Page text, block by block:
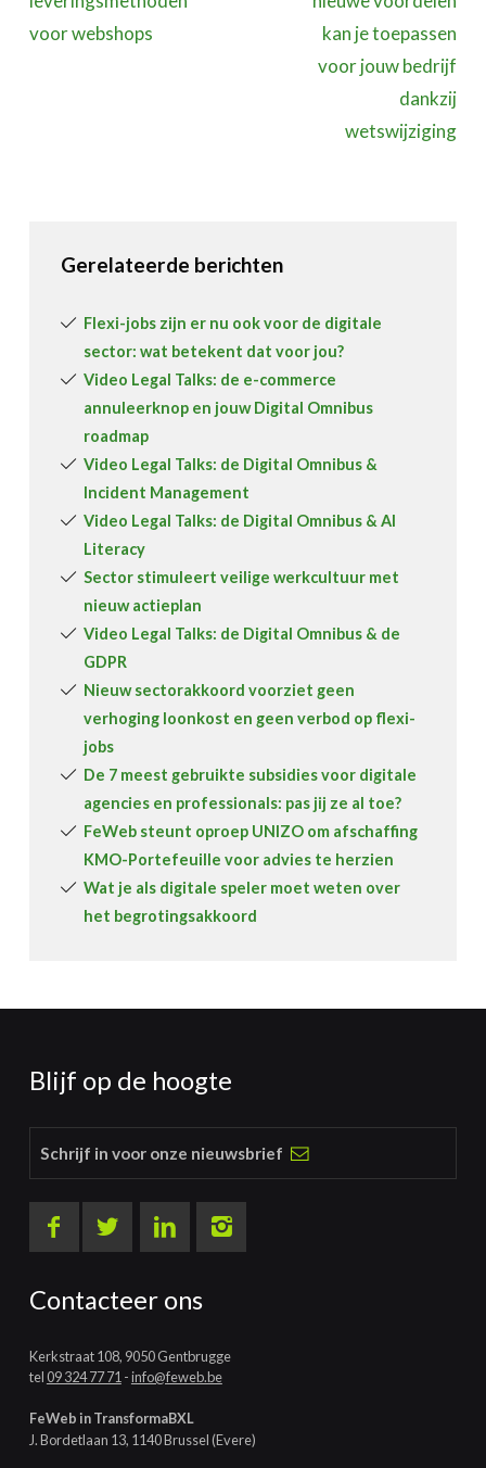
voor webshops
kan je toepassen
voor jouw bedrijf
dankzij
wetswijziging
Gerelateerde berichten
Flexi-jobs zijn er nu ook voor de digitale
sector: wat betekent dat voor jou?
Video Legal Talks: de e-commerce
annuleerknop en jouw Digital Omnibus
roadmap
Video Legal Talks: de Digital Omnibus &
Incident Management
Video Legal Talks: de Digital Omnibus & AI
Literacy
Sector stimuleert veilige werkcultuur met
nieuw actieplan
Video Legal Talks: de Digital Omnibus & de
GDPR
Nieuw sectorakkoord voorziet geen
verhoging loonkost en geen verbod op flexi-
jobs
De 7 meest gebruikte subsidies voor digitale
agencies en professionals: pas jij ze al toe?
FeWeb steunt oproep UNIZO om afschaffing
KMO-Portefeuille voor advies te herzien
Wat je als digitale speler moet weten over
het begrotingsakkoord
Blijf op de hoogte
Schrijf in voor onze nieuwsbrief
Contacteer ons
Kerkstraat 108, 9050 Gentbrugge
tel09 324 77 71 -info@feweb.be
FeWeb in TransformaBXL
J. Bordetlaan 13, 1140 Brussel (Evere)